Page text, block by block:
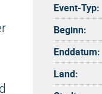
Event-Typ:
Beginn:
Enddatum:
Land: